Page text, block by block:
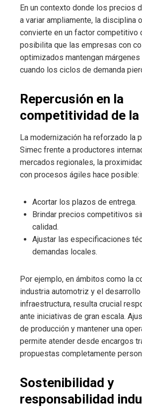
En un contexto donde los precios
a variar ampliamente, la disciplina
convierte en un factor competitivo
posibilita que las empresas con
optimizados mantengan
cuando los ciclos de demanda
Repercusión en la
competitividad de la
La modernización ha reforzado la
Simec frente a productores
mercados regionales, la
con procesos ágiles hace posible:
Acortar los plazos de entrega.
Brindar precios competitivos
calidad.
Ajustar las especificaciones
demandas locales.
Por ejemplo, en ámbitos como la
industria automotriz y el desarrollo
infraestructura, resulta crucial
ante iniciativas de gran escala.
de producción y mantener una
permite atender desde encargos
propuestas completamente
Sostenibilidad y
responsabilidad